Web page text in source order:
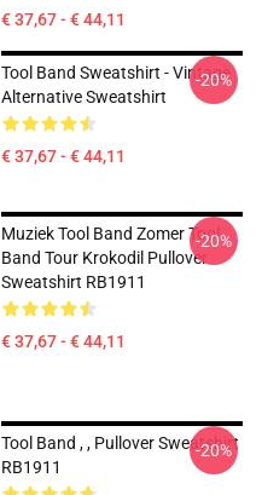
€ 37,67 - € 44,11
Tool Band Sweatshirt - Vintage
Alternative Sweatshirt
€ 37,67 - € 44,11
-20%
Muziek Tool Band Zomer Tool
Band Tour Krokodil Pullover
Sweatshirt RB1911
€ 37,67 - € 44,11
-20%
Tool Band , , Pullover Sweatshirt
RB1911
-20%